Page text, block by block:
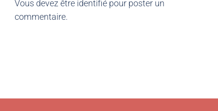
Vous devez être identifié pour poster un
commentaire.